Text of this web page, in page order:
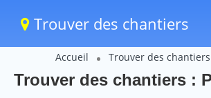
Trouver des chantiers
Accueil Trouver des
Trouver des chantiers :